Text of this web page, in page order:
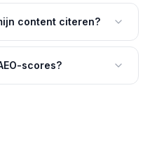
content citeren?
scores?